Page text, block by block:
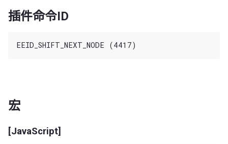
插件命令ID
宏
[JavaScript]